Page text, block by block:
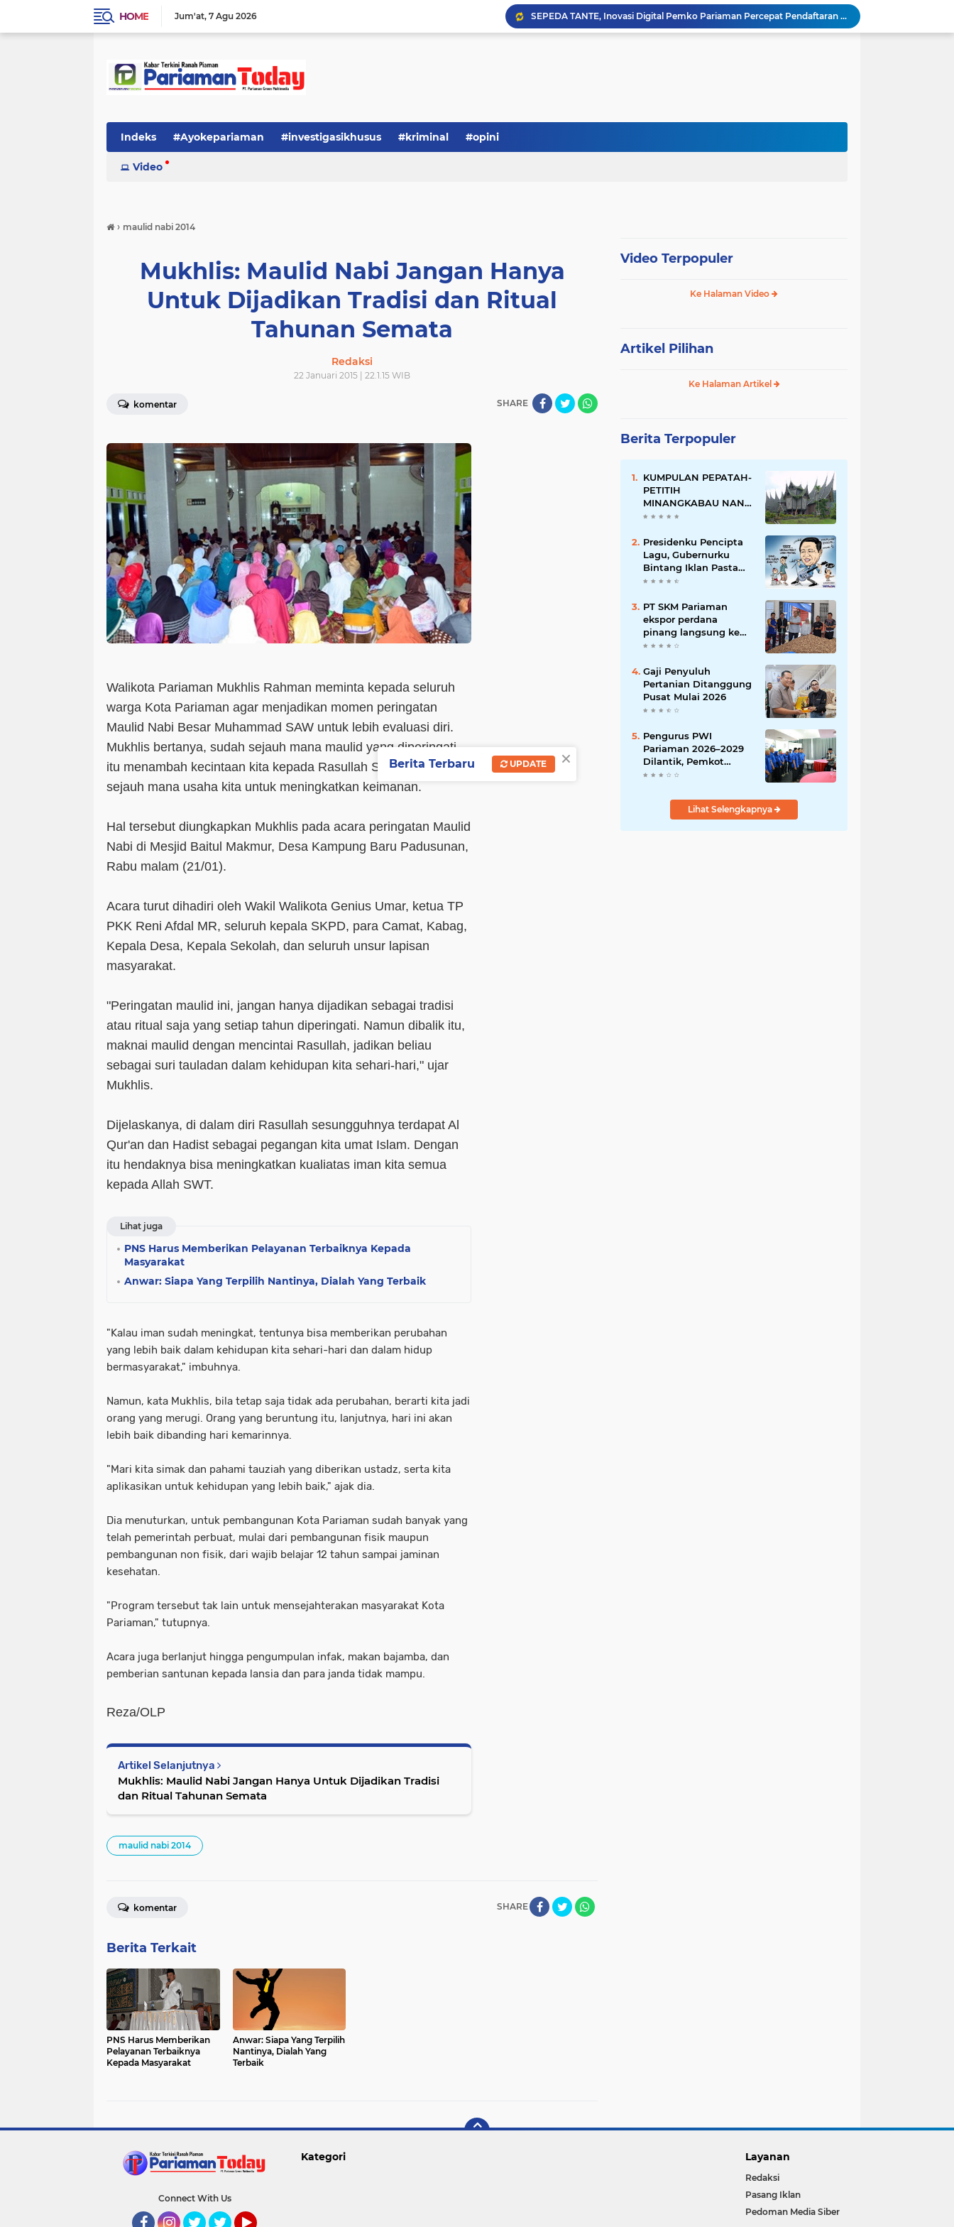
HOME Jum'at 7 Agu 2026 SEPEDA TANTE, Inovasi Digital Pemko Pariaman Percepat Pendaftaran Tanda Tangan Elektronik
Tingkatkan Mutu Pelayanan, Pemko Pariaman Gandeng RSUP Dr. M. Djamil Padang
Wali Kota Pariaman Ajukan Rancangan KUA-PPAS APBD 2027, Pendapatan Diproyeksikan Rp626,1 Miliar
Indeks #Ayokepariaman #investigasikhusus #kriminal #opini
Video
› maulid nabi 2014
Mukhlis: Maulid Nabi Jangan Hanya
Untuk Dijadikan Tradisi dan Ritual
Tahunan Semata
Redaksi
22 Januari 2015 | 22.1.15 WIB
komentar SHARE
Walikota Pariaman Mukhlis Rahman meminta kepada seluruh
warga Kota Pariaman agar menjadikan momen peringatan
Maulid Nabi Besar Muhammad SAW untuk lebih evaluasi diri.
Mukhlis bertanya, sudah sejauh mana maulid yang diperingati
itu menambah kecintaan kita kepada Rasullah SAW, serta
sejauh mana usaha kita untuk meningkatkan keimanan.
Hal tersebut diungkapkan Mukhlis pada acara peringatan Maulid
Nabi di Mesjid Baitul Makmur, Desa Kampung Baru Padusunan,
Rabu malam (21/01).
Acara turut dihadiri oleh Wakil Walikota Genius Umar, ketua TP
PKK Reni Afdal MR, seluruh kepala SKPD, para Camat, Kabag,
Kepala Desa, Kepala Sekolah, dan seluruh unsur lapisan
masyarakat.
"Peringatan maulid ini, jangan hanya dijadikan sebagai tradisi
atau ritual saja yang setiap tahun diperingati. Namun dibalik itu,
maknai maulid dengan mencintai Rasullah, jadikan beliau
sebagai suri tauladan dalam kehidupan kita sehari-hari," ujar
Mukhlis.
Dijelaskanya, di dalam diri Rasullah sesungguhnya terdapat Al
Qur'an dan Hadist sebagai pegangan kita umat Islam. Dengan
itu hendaknya bisa meningkatkan kualiatas iman kita semua
kepada Allah SWT.
Lihat juga
PNS Harus Memberikan Pelayanan Terbaiknya Kepada
Masyarakat
Anwar: Siapa Yang Terpilih Nantinya, Dialah Yang Terbaik
"Kalau iman sudah meningkat, tentunya bisa memberikan perubahan
yang lebih baik dalam kehidupan kita sehari-hari dan dalam hidup
bermasyarakat," imbuhnya.
Namun, kata Mukhlis, bila tetap saja tidak ada perubahan, berarti kita jadi
orang yang merugi. Orang yang beruntung itu, lanjutnya, hari ini akan
lebih baik dibanding hari kemarinnya.
"Mari kita simak dan pahami tauziah yang diberikan ustadz, serta kita
aplikasikan untuk kehidupan yang lebih baik," ajak dia.
Dia menuturkan, untuk pembangunan Kota Pariaman sudah banyak yang
telah pemerintah perbuat, mulai dari pembangunan fisik maupun
pembangunan non fisik, dari wajib belajar 12 tahun sampai jaminan
kesehatan.
"Program tersebut tak lain untuk mensejahterakan masyarakat Kota
Pariaman," tutupnya.
Acara juga berlanjut hingga pengumpulan infak, makan bajamba, dan
pemberian santunan kepada lansia dan para janda tidak mampu.
Reza/OLP
Artikel Selanjutnya
Mukhlis: Maulid Nabi Jangan Hanya Untuk Dijadikan Tradisi
dan Ritual Tahunan Semata
maulid nabi 2014
SHARE
komentar
Berita Terkait
PNS Harus Memberikan
Pelayanan Terbaiknya
Kepada Masyarakat
Anwar: Siapa Yang Terpilih
Nantinya, Dialah Yang
Terbaik
Video Terpopuler
Ke Halaman Video
Artikel Pilihan
Ke Halaman Artikel
Berita Terpopuler
KUMPULAN PEPATAH-
PETITIH
MINANGKABAU NAN
ELOK
Presidenku Pencipta
Lagu, Gubernurku
Bintang Iklan Pasta
Gigi
PT SKM Pariaman
ekspor perdana
pinang langsung ke
India
Gaji Penyuluh
Pertanian Ditanggung
Pusat Mulai 2026
Pengurus PWI
Pariaman 2026–2029
Dilantik, Pemkot
Tekankan Sinergi dan
Lihat Selengkapnya
Connect With Us
Kategori Layanan
Redaksi
Pasang Iklan
Pedoman Media Siber
×
Berita Terbaru UPDATE